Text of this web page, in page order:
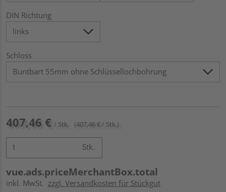
DIN Richtung
Schloss
407,46 € / Stk. (407,46 € / Stk.)
Stk.
vue.ads.priceMerchantBox.total
inkl. MwSt. zzgl. Versandkosten für Stückgut